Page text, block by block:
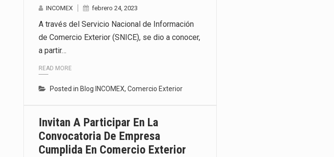
INCOMEX febrero 24, 2023
A través del Servicio Nacional de Información
de Comercio Exterior (SNICE), se dio a conocer,
a partir…
READ MORE
Posted in Blog INCOMEX, Comercio Exterior
Invitan A Participar En La
Convocatoria De Empresa
Cumplida En Comercio Exterior